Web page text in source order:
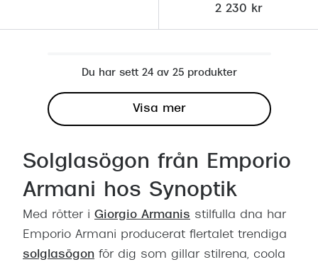
2 230 kr
Du har sett 24 av 25 produkter
Visa mer
Solglasögon från Emporio
Armani hos Synoptik
Med rötter i Giorgio Armanis stilfulla dna har
Emporio Armani producerat flertalet trendiga
solglasögon för dig som gillar stilrena, coola